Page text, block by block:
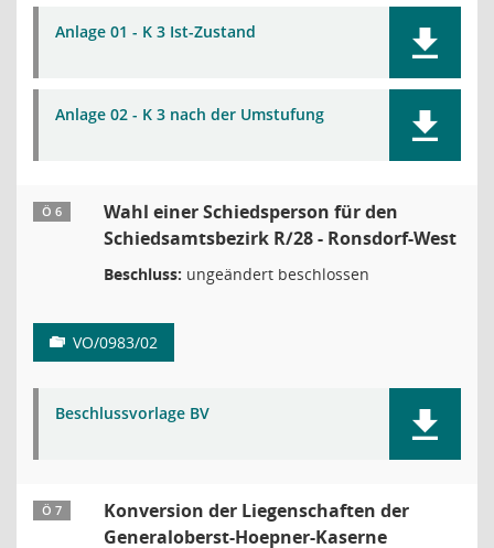
Anlage 01 - K 3 Ist-Zustand
Anlage 02 - K 3 nach der Umstufung
Ö 6
Wahl einer Schiedsperson für den
Schiedsamtsbezirk R/28 - Ronsdorf-West
Beschluss: ungeändert beschlossen
VO/0983/02
Beschlussvorlage BV
Ö 7
Konversion der Liegenschaften der
Generaloberst-Hoepner-Kaserne